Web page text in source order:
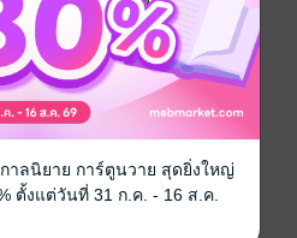
pdf
17 พฤษภาคม 2559
27 หน้า
80 บาท (ประหยัด 48%)
าลนิยาย การ์ตูนวาย สุดยิ่งใหญ่
ตั้งแต่วันที่ 31 ก.ค. - 16 ส.ค.